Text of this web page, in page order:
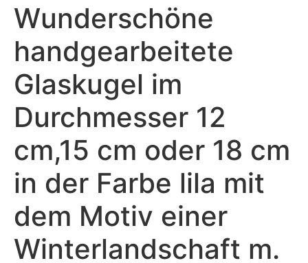
Wunderschöne
handgearbeitete
Glaskugel im
Durchmesser 12
cm,15 cm oder 18 cm
in der Farbe lila mit
dem Motiv einer
Winterlandschaft m.